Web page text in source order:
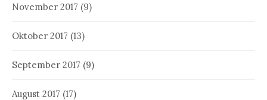
November 2017 (9)
Oktober 2017 (13)
September 2017 (9)
August 2017 (17)